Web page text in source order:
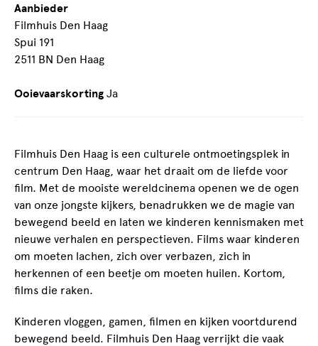
Filmhuis Den Haag is een culturele ontmoetingsplek in
centrum Den Haag, waar het draait om de liefde voor
film. Met de mooiste wereldcinema openen we de ogen
van onze jongste kijkers, benadrukken we de magie van
bewegend beeld en laten we kinderen kennismaken met
nieuwe verhalen en perspectieven. Films waar kinderen
om moeten lachen, zich over verbazen, zich in
herkennen of een beetje om moeten huilen. Kortom,
films die raken.
Kinderen vloggen, gamen, filmen en kijken voortdurend
bewegend beeld. Filmhuis Den Haag verrijkt die vaak
Aanbieder
Filmhuis Den Haag
Spui 191
2511 BN Den Haag
Ooievaarskorting Ja